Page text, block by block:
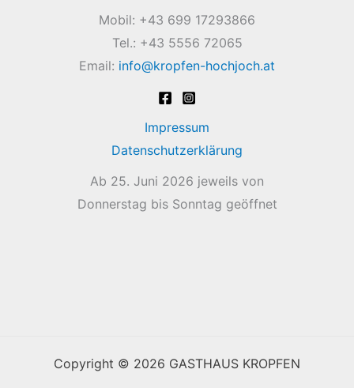
Mobil: +43 699 17293866
Tel.: +43 5556 72065
Email: info@kropfen-hochjoch.at
Impressum
Datenschutzerklärung
Ab 25. Juni 2026 jeweils von
Donnerstag bis Sonntag geöffnet
Copyright © 2026 GASTHAUS KROPFEN